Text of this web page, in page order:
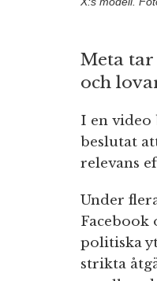
Meta
och
I en video
beslutat
relevans
Under
Facebook
politiska
strikta